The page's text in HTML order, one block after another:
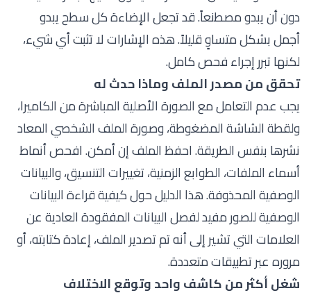
دون أن يبدو مصطنعاً. قد تجعل الإضاءة كل سطح يبدو
أجمل بشكل متساوٍ قليلاً. هذه الإشارات لا تثبت أي شيء،
لكنها تبرر إجراء فحص كامل.
تحقق من مصدر الملف وماذا حدث له
يجب عدم التعامل مع الصورة الأصلية المباشرة من الكاميرا،
ولقطة الشاشة المضغوطة، وصورة الملف الشخصي المعاد
نشرها بنفس الطريقة. احفظ الملف إن أمكن. افحص أنماط
أسماء الملفات، الطوابع الزمنية، تغييرات التنسيق، والبيانات
الوصفية المحذوفة. هذا الدليل حولكيفية قراءة البيانات
الوصفية للصورمفيد لفصل البيانات المفقودة العادية عن
العلامات التي تشير إلى أنه تم تصدير الملف، إعادة كتابته، أو
مروره عبر تطبيقات متعددة.
شغل أكثر من كاشف واحد وتوقع الاختلاف